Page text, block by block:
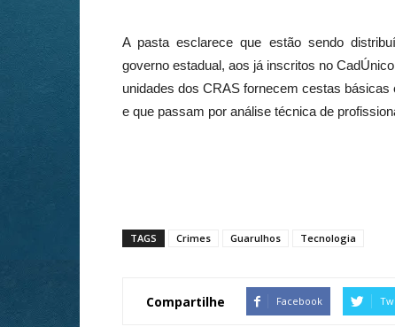
A pasta esclarece que estão sendo
governo estadual, aos já inscritos no
unidades dos CRAS fornecem cestas
e que passam por análise técnica de
TAGS Crimes Guarulhos Tecnologia
Compartilhe Facebook